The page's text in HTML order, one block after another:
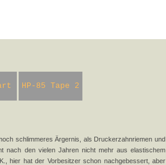
HP-85 Tape 2
schlimmeres Ärgernis, als Druckerzahnriemen und
nach den vielen Jahren nicht mehr aus elastischem
hier hat der Vorbesitzer schon nachgebessert, aber